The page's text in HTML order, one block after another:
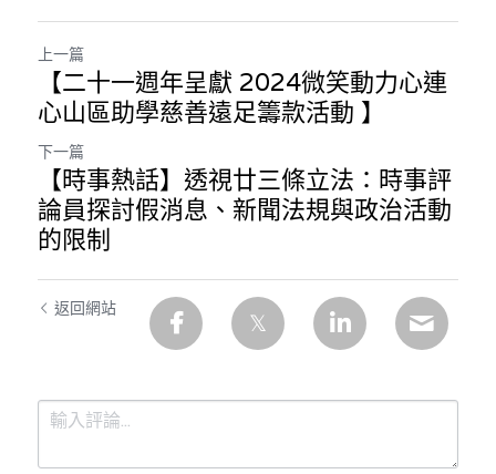
上一篇
【二十一週年呈獻 2024微笑動力心連
心山區助學慈善遠足籌款活動 】
下一篇
【時事熱話】透視廿三條立法：時事評
論員探討假消息、新聞法規與政治活動
的限制
返回網站